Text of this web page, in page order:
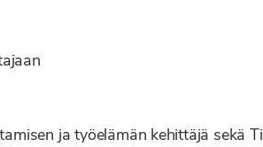
ja työelämän kehittäjä sekä